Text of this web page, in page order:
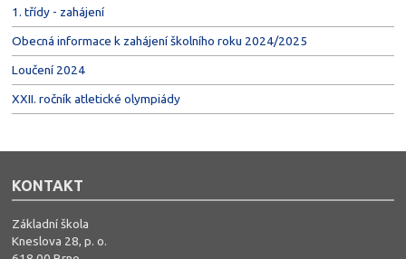
1. třídy - zahájení
Obecná informace k zahájení školního roku 2024/2025
Loučení 2024
XXII. ročník atletické olympiády
KONTAKT
Základní škola
Kneslova 28, p. o.